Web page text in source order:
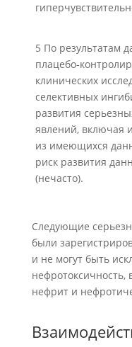
5 По результатам
плацебо-
клинических
селективных
развития
явлений, включая
из имеющихся
риск развития
(нечасто).
Следующие
были
и не могут быть
нефрит и